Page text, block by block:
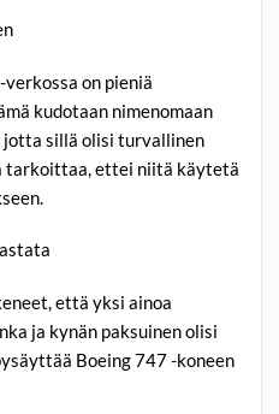
on pieniä
kudotaan nimenomaan
jotta sillä olisi turvallinen
tarkoittaa, ettei niitä käytetä
että yksi ainoa
ja kynän paksuinen olisi
Boeing 747 -koneen